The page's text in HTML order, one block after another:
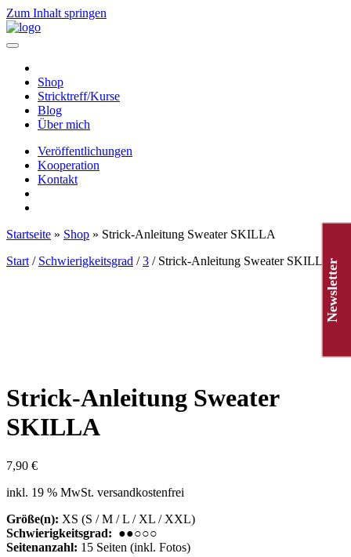
Zum Inhalt springen
Hauptnavigation
Shop
Stricktreff/Kurse
Blog
Über mich
Veröffentlichungen
Kooperation
Kontakt
Startseite » Shop » Strick-Anleitung Sweater SKILLA
Start / Schwierigkeitsgrad /3 / Strick-Anleitung Sweater SKILLA
Strick-Anleitung Sweater
SKILLA
7,90 €
inkl. 19 % MwSt. versandkostenfrei
Größe(n): XS (S / M / L / XL / XXL)
Schwierigkeitsgrad: ●●○○○
Seitenanzahl: 15 Seiten (inkl. Fotos)
Newsletter